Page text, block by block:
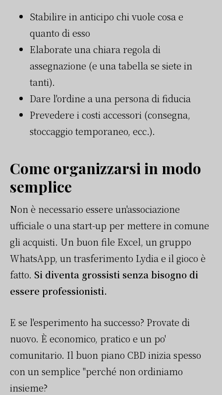
Stabilire in anticipo chi vuole cosa e
quanto di esso
Elaborate una chiara regola di
assegnazione (e una tabella se siete in
tanti).
Dare l'ordine a una persona di fiducia
Prevedere i costi accessori (consegna,
stoccaggio temporaneo, ecc.).
Come organizzarsi in modo
semplice
Non è necessario essere un'associazione
ufficiale o una start-up per mettere in comune
gli acquisti. Un buon file Excel, un gruppo
WhatsApp, un trasferimento Lydia e il gioco è
fatto. Si diventa grossisti senza bisogno di
essere professionisti.
E se l'esperimento ha successo? Provate di
nuovo. È economico, pratico e un po'
comunitario. Il buon piano CBD inizia spesso
con un semplice "perché non ordiniamo
insieme?